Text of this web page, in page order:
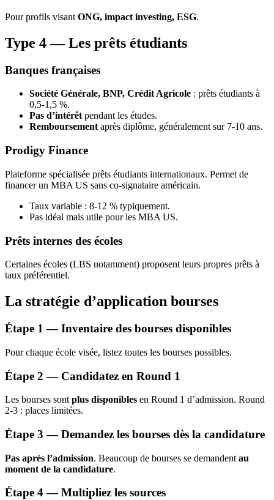
Pour profils visant ONG, impact investing, ESG.
Type 4 — Les prêts étudiants
Banques françaises
Société Générale, BNP, Crédit Agricole : prêts étudiants à
0,5-1,5 %.
Pas d’intérêtpendant les études.
Remboursementaprès diplôme, généralement sur 7-10 ans.
Prodigy Finance
Plateforme spécialisée prêts étudiants internationaux. Permet de
financer un MBA US sans co-signataire américain.
Taux variable : 8-12 % typiquement.
Pas idéal mais utile pour les MBA US.
Prêts internes des écoles
Certaines écoles (LBS notamment) proposent leurs propres prêts à
taux préférentiel.
La stratégie d’application bourses
Étape 1 — Inventaire des bourses disponibles
Pour chaque école visée, listez toutes les bourses possibles.
Étape 2 — Candidatez en Round 1
Les bourses sont plus disponibles en Round 1 d’admission. Round
2-3 : places limitées.
Étape 3 — Demandez les bourses dès la candidature
Pas après l’admission. Beaucoup de bourses se demandent au
moment de la candidature.
Étape 4 — Multipliez les sources